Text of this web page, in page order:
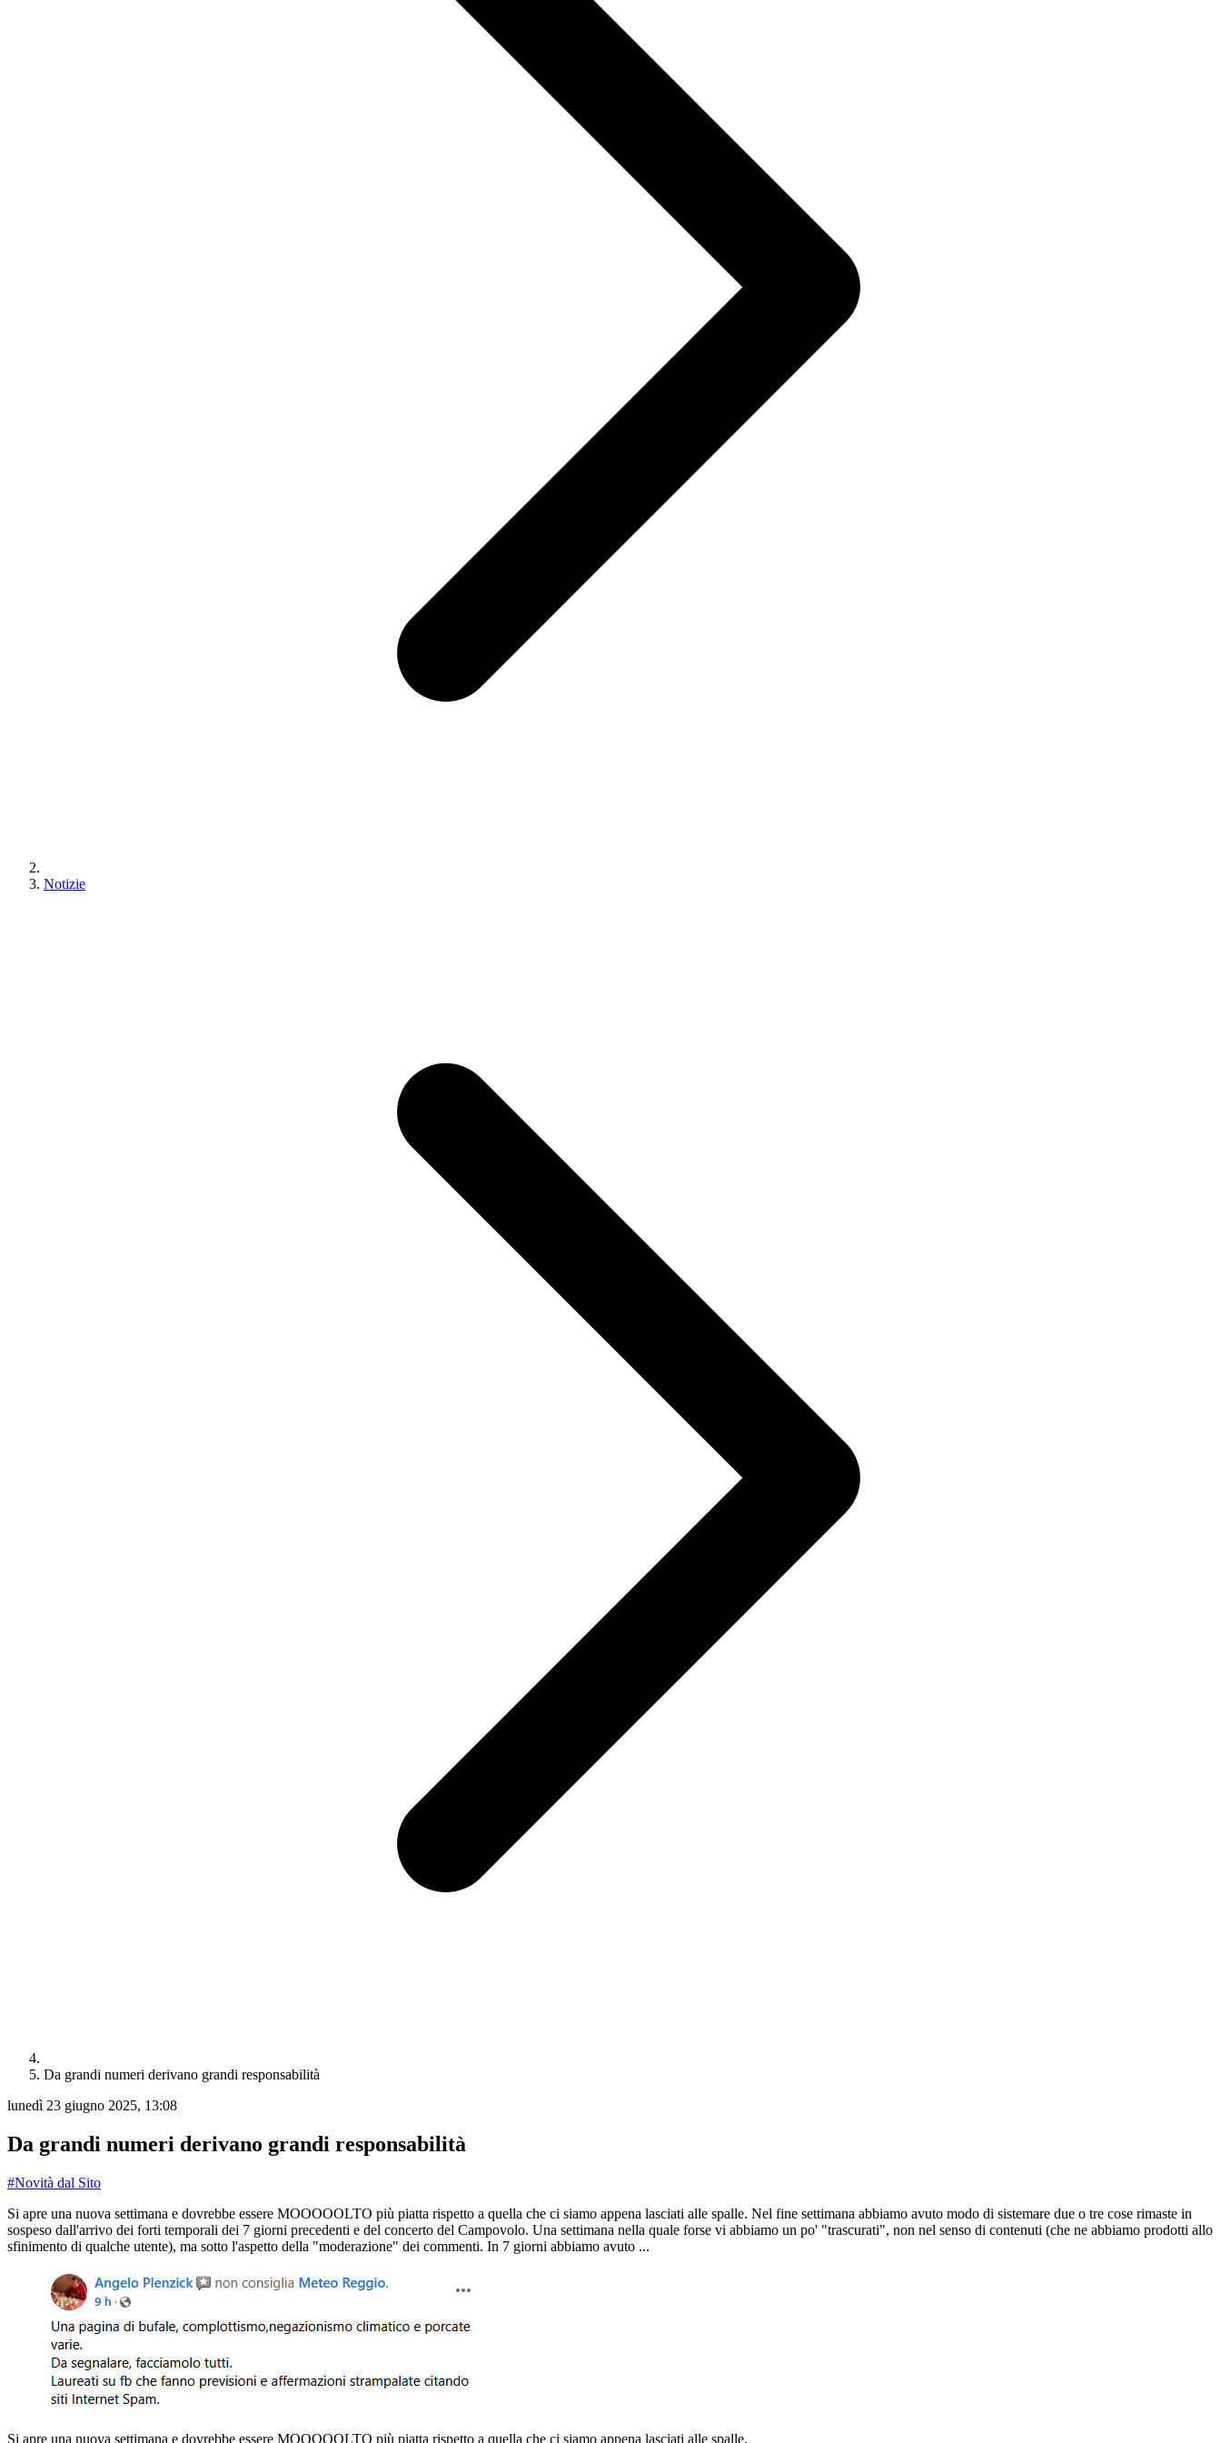
Notizie
Da grandi numeri derivano grandi responsabilità
lunedì 23 giugno 2025, 13:08
Da grandi numeri derivano grandi responsabilità
#Novità dal Sito
Si apre una nuova settimana e dovrebbe essere MOOOOOLTO più piatta rispetto a quella che ci siamo appena lasciati alle spalle. Nel fine settimana abbiamo avuto modo di sistemare due o tre cose rimaste in
sospeso dall'arrivo dei forti temporali dei 7 giorni precedenti e del concerto del Campovolo. Una settimana nella quale forse vi abbiamo un po' "trascurati", non nel senso di contenuti (che ne abbiamo prodotti allo
sfinimento di qualche utente), ma sotto l'aspetto della "moderazione" dei commenti. In 7 giorni abbiamo avuto ...
Si apre una nuova settimana e dovrebbe essere MOOOOOLTO più piatta rispetto a quella che ci siamo appena lasciati alle spalle.